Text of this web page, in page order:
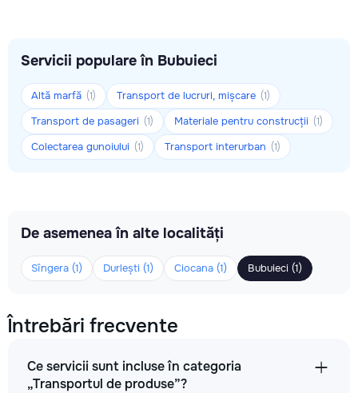
Servicii populare în Bubuieci
Altă marfă (1) Transport de lucruri, mișcare (1)
Transport de pasageri (1) Materiale pentru construcții (1)
Colectarea gunoiului (1) Transport interurban (1)
De asemenea în alte localități
Sîngera (1) Durlești (1) Ciocana (1) Bubuieci (1)
Întrebări frecvente
Ce servicii sunt incluse în categoria
„Transportul de produse”?